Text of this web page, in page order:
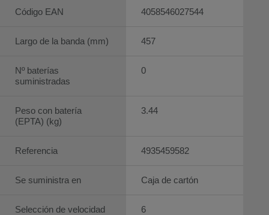
Código EAN
Largo de la banda (mm)
Nº baterías
suministradas
Peso con batería
(EPTA) (kg)
Referencia
Se suministra en
Selección de velocidad
4058546027544
457
0
3.44
4935459582
Caja de cartón
6